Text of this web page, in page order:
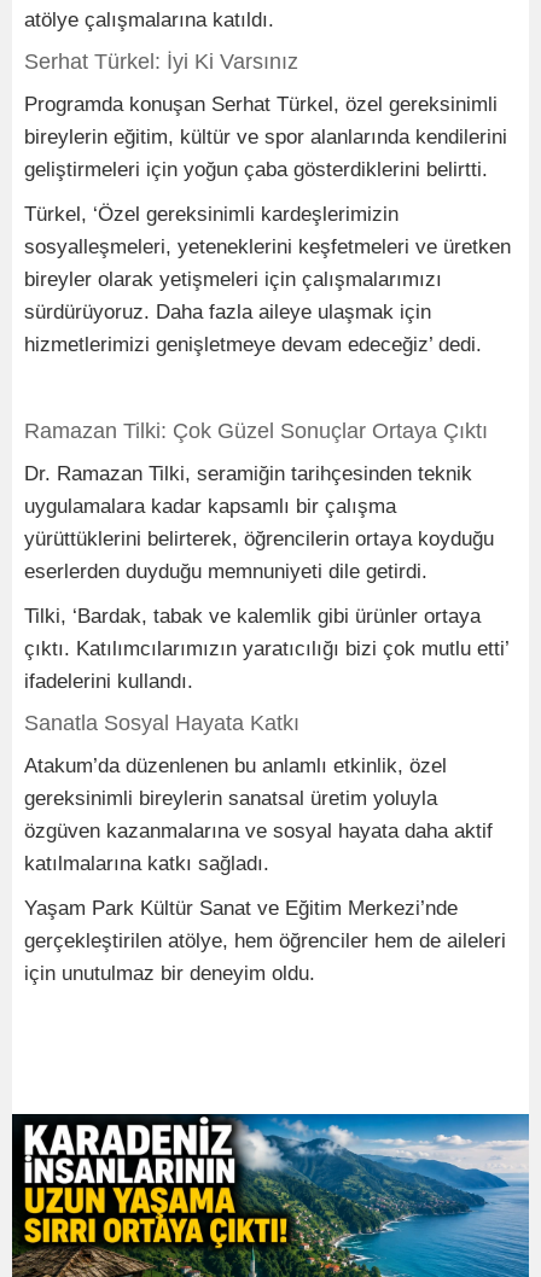
atölye çalışmalarına katıldı.
Serhat Türkel: İyi Ki Varsınız
Programda konuşan Serhat Türkel, özel gereksinimli
bireylerin eğitim, kültür ve spor alanlarında kendilerini
geliştirmeleri için yoğun çaba gösterdiklerini belirtti.
Türkel, ‘Özel gereksinimli kardeşlerimizin
sosyalleşmeleri, yeteneklerini keşfetmeleri ve üretken
bireyler olarak yetişmeleri için çalışmalarımızı
sürdürüyoruz. Daha fazla aileye ulaşmak için
hizmetlerimizi genişletmeye devam edeceğiz’ dedi.
Ramazan Tilki: Çok Güzel Sonuçlar Ortaya Çıktı
Dr. Ramazan Tilki, seramiğin tarihçesinden teknik
uygulamalara kadar kapsamlı bir çalışma
yürüttüklerini belirterek, öğrencilerin ortaya koyduğu
eserlerden duyduğu memnuniyeti dile getirdi.
Tilki, ‘Bardak, tabak ve kalemlik gibi ürünler ortaya
çıktı. Katılımcılarımızın yaratıcılığı bizi çok mutlu etti’
ifadelerini kullandı.
Sanatla Sosyal Hayata Katkı
Atakum’da düzenlenen bu anlamlı etkinlik, özel
gereksinimli bireylerin sanatsal üretim yoluyla
özgüven kazanmalarına ve sosyal hayata daha aktif
katılmalarına katkı sağladı.
Yaşam Park Kültür Sanat ve Eğitim Merkezi’nde
gerçekleştirilen atölye, hem öğrenciler hem de aileleri
için unutulmaz bir deneyim oldu.